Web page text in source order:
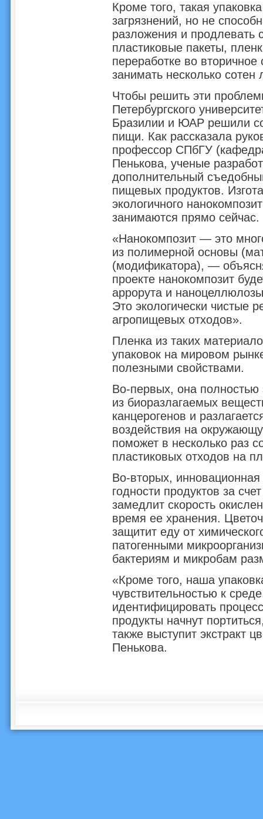
Кроме того, такая
загрязнений, но не
разложения и продлевать
пластиковые пакеты,
переработке во
занимать несколько сотен
Чтобы решить эти
Петербургского
Бразилии и ЮАР решили
пищи. Как рассказала
профессор СПбГУ
Пенькова, ученые
дополнительный
пищевых продуктов.
экологичного
занимаются прямо сейчас.
«Нанокомпозит — это
из полимерной основы
(модификатора), —
проекте нанокомпозит
аррорута и
Это экологически чистые
агропищевых отходов».
Пленка из таких
упаковок на мировом
полезными свойствами.
Во-первых, она полностью
из биоразлагаемых
канцерогенов и
воздействия на
поможет в несколько раз
пластиковых отходов на
Во-вторых, инновационная
годности продуктов за
замедлит скорость
время ее хранения.
защитит еду от
патогенными
бактериям и микробам
«Кроме того, наша
чувствительностью к
идентифицировать
продукты начнут
также выступит экстракт
Пенькова.